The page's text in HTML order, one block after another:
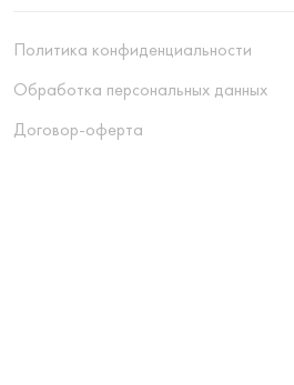
Политика конфиденциальности
Обработка персональных данных
Договор-оферта